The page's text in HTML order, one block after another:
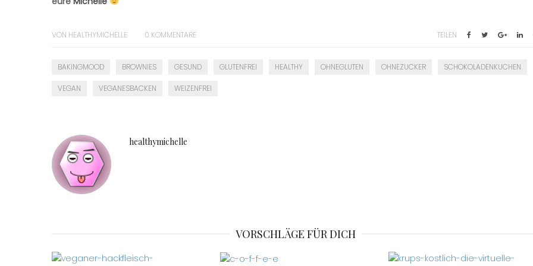
VON HEALTHYMICHELLE 0 KOMMENTARE TEILEN
BAKINGMOOD BROWNIES GESUND GLUTENFREI HEALTHY OHNEGLUTEN OHNEZUCKER SCHOKOLADENKUCHEN
VEGAN VEGANESBACKEN WEIZENFREI
healthymichelle
VORSCHLÄGE FÜR DICH